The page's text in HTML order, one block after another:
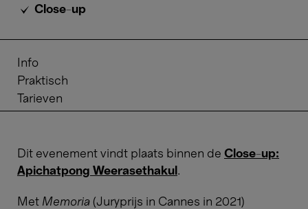
Close-up
Info
Praktisch
Tarieven
Dit evenement vindt plaats binnen de Close-up:
Apichatpong Weerasethakul .
Met Memoria (Juryprijs in Cannes in 2021)